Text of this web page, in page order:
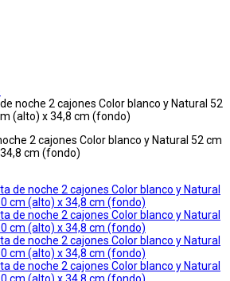
noche 2 cajones Color blanco y Natural 52
(alto) x 34,8 cm (fondo)